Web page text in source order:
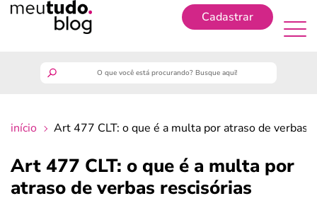
Cadastrar
finanças
início Art 477 CLT: o que é a multa por atraso de verbas
Art 477 CLT: o que é a multa por
atraso de verbas rescisórias